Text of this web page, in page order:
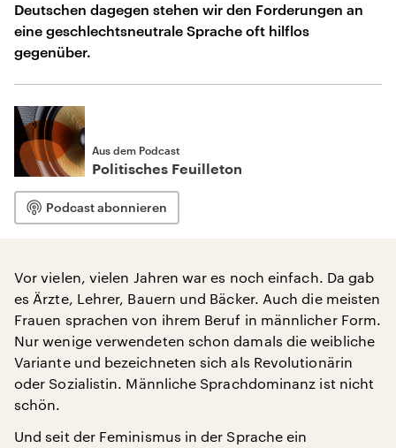
Deutschen dagegen stehen wir den Forderungen an
eine geschlechtsneutrale Sprache oft hilflos
gegenüber.
Aus dem Podcast
Politisches Feuilleton
Podcast abonnieren
Vor vielen, vielen Jahren war es noch einfach. Da gab
es Ärzte, Lehrer, Bauern und Bäcker. Auch die meisten
Frauen sprachen von ihrem Beruf in männlicher Form.
Nur wenige verwendeten schon damals die weibliche
Variante und bezeichneten sich als Revolutionärin
oder Sozialistin. Männliche Sprachdominanz ist nicht
schön.
Und seit der Feminismus in der Sprache ein